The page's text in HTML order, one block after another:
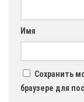
Имя
Сохранить
браузере для